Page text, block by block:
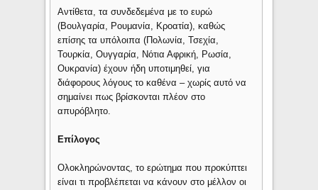
Αντίθετα, τα συνδεδεμένα με το ευρώ
(Βουλγαρία, Ρουμανία, Κροατία), καθώς
επίσης τα υπόλοιπα (Πολωνία, Τσεχία,
Τουρκία, Ουγγαρία, Νότια Αφρική, Ρωσία,
Ουκρανία) έχουν ήδη υποτιμηθεί, για
διάφορους λόγους το καθένα – χωρίς αυτό να
σημαίνει πως βρίσκονται πλέον στο
απυρόβλητο.
Επίλογος
Ολοκληρώνοντας, το ερώτημα που προκύπτει
είναι τι προβλέπεται να κάνουν στο μέλλον οι